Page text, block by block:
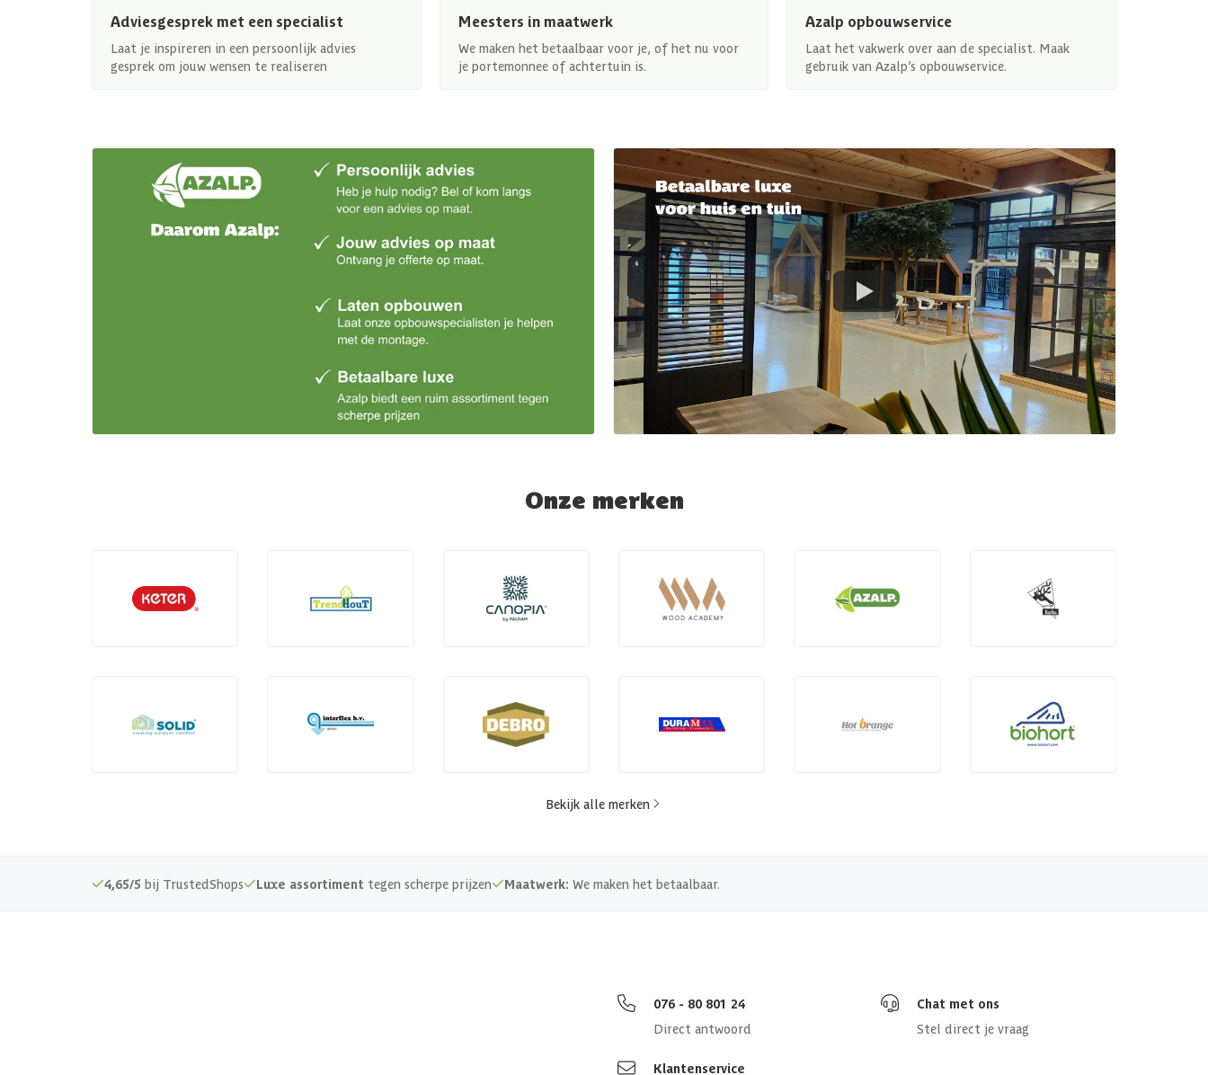
Adviesgesprek met een specialist
Laat je inspireren in een persoonlijk advies
gesprek om jouw wensen te realiseren
Meesters in maatwerk
We maken het betaalbaar voor je, of het nu voor
je portemonnee of achtertuin is.
Azalp opbouwservice
Laat het vakwerk over aan de specialist. Maak
gebruik van Azalp’s opbouwservice.
Onze merken
Bekijk alle merken
4,65/5 bij TrustedShops Luxe assortiment tegen scherpe prijzen Maatwerk: We maken het betaalbaar.
076 - 80 801 24
Direct antwoord
Chat met ons
Stel direct je vraag
Klantenservice